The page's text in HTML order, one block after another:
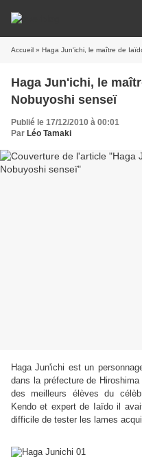
Accueil » Haga Jun'ichi, le maître de
Haga Jun'ichi, le
Nobuyoshi senseï
Publié le 17/12/2010 à 00:01
Par Léo Tamaki
Haga Jun'ichi est un
dans la préfecture de
des meilleurs élèves du
Kendo et expert de Iaïdo il
difficile de tester les lames